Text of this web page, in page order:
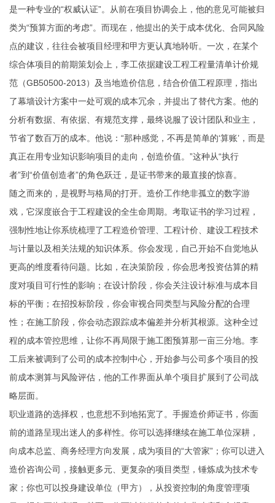
是一种专业的“权威认证”。从前在项目协调会上，他的意见可能被归
类为“预算方面的考虑”。而现在，他提出的关于成本优化、合同风险
点的建议，往往会被项目经理和甲方更认真地聆听。一次，在某个
综合体项目的前期策划会上，李工依据建设工程工程量清单计价规
范（GB50500-2013）及当地造价信息，结合价值工程原理，指出
了幕墙设计方案中一处可观的成本冗余，并提出了替代方案。他的
分析有数据、有依据、有规范支撑，最终说服了设计团队和业主，
节省了数百万的成本。他说：“那种感觉，不再是简单的‘算账’，而是
真正在用专业知识影响项目的走向，创造价值。”这种从“执行
者”到“价值创造者”的角色跃迁，是证书带来的最直接的惊喜。
随之而来的，是视野与格局的打开。造价工作绝非孤立的数字游
戏，它深度嵌合于工程建设的全生命周期。考取证书的学习过程，
强制性地让你系统梳理了工程造价管理、工程计价、建设工程技术
与计量以及相关法规的知识体系。你会发现，自己开始不自觉地从
更高的维度看待问题。比如，在决策阶段，你会思考投资估算的精
度对项目可行性的影响；在设计阶段，你会关注设计标准与成本目
标的平衡；在招投标阶段，你会审视合同类型与风险分配的合理
性；在施工阶段，你会动态跟踪成本偏差并分析其根源。这种全过
程的成本管控思维，让你不再局限于施工图预算那一亩三分地。李
工后来被调到了公司的成本控制中心，开始参与公司多个项目的投
前成本测算与风险评估，他的工作界面从单个项目扩展到了公司战
略层面。
职业道路的选择权，也意想不到地拓宽了。手握造价师证书，你面
前的道路呈现出迷人的多样性。你可以选择继续在施工单位深耕，
向成本总监、商务经理方向发展，成为项目的“大管家”；你可以进入
造价咨询公司，接触更多元、更复杂的项目类型，锤炼成为技术专
家；你也可以投身建设单位（甲方），从投资控制的角度管理项